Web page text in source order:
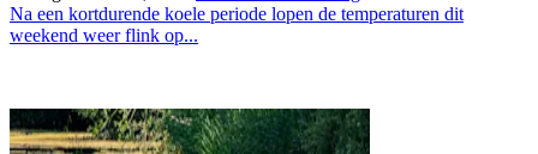
Na een kortdurende koele periode lopen de temperaturen dit
weekend weer flink op...